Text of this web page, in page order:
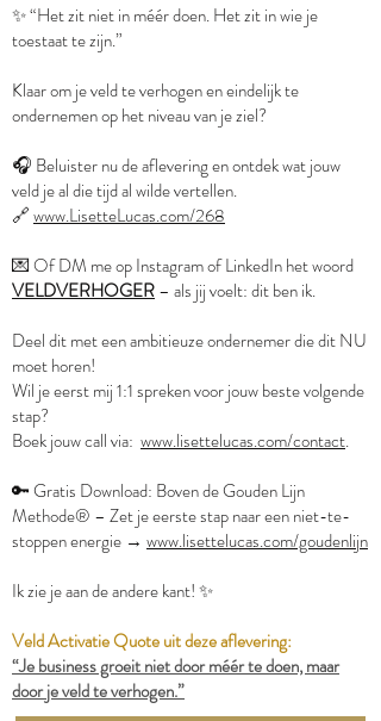
✨ “Het zit niet in méér doen. Het zit in wie je
toestaat te zijn.”
Klaar om je veld te verhogen en eindelijk te
ondernemen op het niveau van je ziel?
🎧 Beluister nu de aflevering en ontdek wat jouw
veld je al die tijd al wilde vertellen.
🔗www.LisetteLucas.com/268
💌 Of DM me op Instagram of LinkedIn het woord
VELDVERHOGER– als jij voelt: dit ben ik.
Deel dit met een ambitieuze ondernemer die dit NU
moet horen!
Wil je eerst mij 1:1 spreken voor jouw beste volgende
stap?
Boek jouw call via: www.lisettelucas.com/contact.
🔑 Gratis Download: Boven de Gouden Lijn
Methode® – Zet je eerste stap naar een niet-te-
stoppen energie → www.lisettelucas.com/goudenlijn
Ik zie je aan de andere kant! ✨
Veld Activatie Quote uit deze aflevering:
“Je business groeit niet door méér te doen, maar
door je veld te verhogen.”